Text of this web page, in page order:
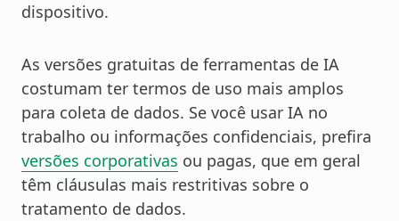
dispositivo.
As versões gratuitas de ferramentas de IA
costumam ter termos de uso mais amplos
para coleta de dados. Se você usar IA no
trabalho ou informações confidenciais, prefira
versões corporativas ou pagas, que em geral
têm cláusulas mais restritivas sobre o
tratamento de dados.